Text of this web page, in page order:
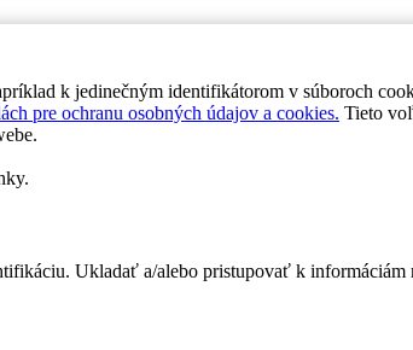
k jedinečným identifikátorom v súboroch
pre ochranu osobných údajov a cookies. Tieto
Ukladať a/alebo pristupovať k informáciám